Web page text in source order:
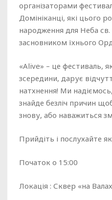
організаторами
Домініканці, які цього
народження для Неба
засновником їхнього
«Alive» – це фестиваль,
зсередини, дарує
натхнення! Ми
знайде безліч причин
знову, або наважиться
Прийдіть і послухайте
Початок о 15:00
Локація : Сквер «на